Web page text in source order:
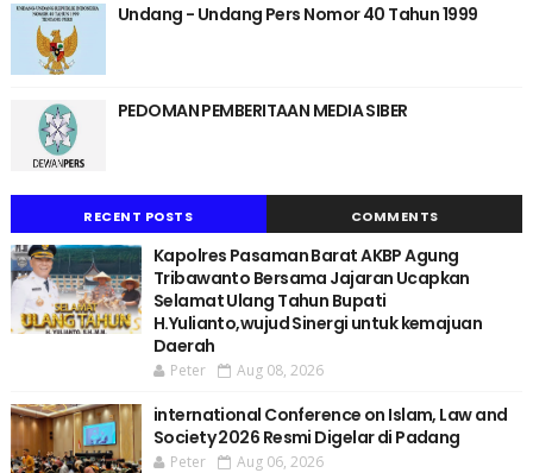
Undang - Undang Pers Nomor 40 Tahun 1999
PEDOMAN PEMBERITAAN MEDIA SIBER
RECENT POSTS COMMENTS
Kapolres Pasaman Barat AKBP Agung
Tribawanto Bersama Jajaran Ucapkan
Selamat Ulang Tahun Bupati
H.Yulianto,wujud Sinergi untuk kemajuan
Daerah
Peter Aug 08, 2026
international Conference on Islam, Law and
Society 2026 Resmi Digelar di Padang
Peter Aug 06, 2026